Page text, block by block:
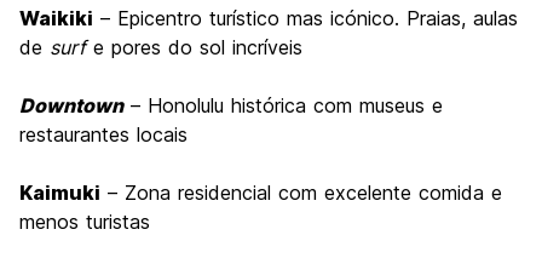
Waikiki – Epicentro turístico mas icónico. Praias, aulas
de surfe pores do sol incríveis
Downtown– Honolulu histórica com museus e
restaurantes locais
Kaimuki – Zona residencial com excelente comida e
menos turistas